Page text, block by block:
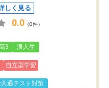
しく見る
0.0 （0件）
3 浪人生
自立型学習
通テスト対策